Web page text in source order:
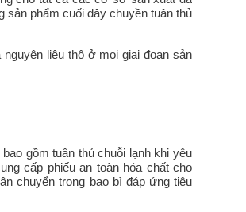
sản phẩm cuối dây chuyền tuân thủ
liệu thô ở mọi giai đoạn sản
gồm tuân thủ chuỗi lạnh khi yêu
cấp phiếu an toàn hóa chất cho
chuyển trong bao bì đáp ứng tiêu